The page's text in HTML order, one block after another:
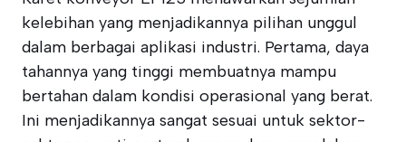
kelebihan yang menjadikannya pilihan unggul
dalam berbagai aplikasi industri. Pertama, daya
tahannya yang tinggi membuatnya mampu
bertahan dalam kondisi operasional yang berat.
Ini menjadikannya sangat sesuai untuk sektor-